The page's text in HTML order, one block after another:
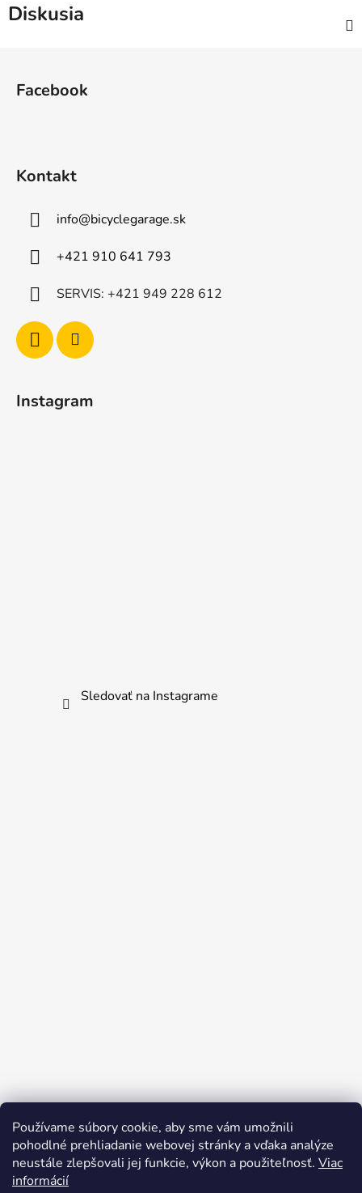
Používame súbory cookie, aby sme vám umožnili
pohodlné prehliadanie webovej stránky a vďaka analýze
neustále zlepšovali jej funkcie, výkon a použiteľnosť. Viac
informácií
Diskusia
Facebook
Kontakt
info@bicyclegarage.sk
+421 910 641 793
SERVIS: +421 949 228 612
Instagram
Sledovať na Instagrame